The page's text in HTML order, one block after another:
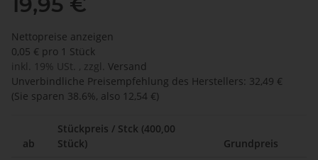
Nettopreise anzeigen
0,05 € pro 1 Stück
inkl. 19% USt. , zzgl. Versand
Unverbindliche Preisempfehlung des Herstellers: 32,49 €
(Sie sparen 38.6%, also 12,54 €)
ab
Stückpreis / Stck (400,00
Stück)
Grundpreis